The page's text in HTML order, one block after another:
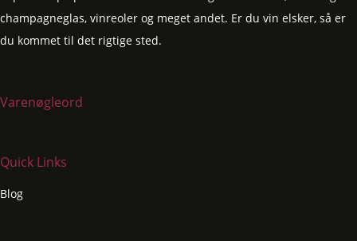
champagneglas, vinreoler og meget andet. Er du vin elsker, så er
du kommet til det rigtige sted.
Varenøgleord
Quick Links
Blog